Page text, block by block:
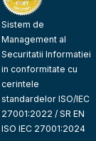
Sistem de
Management al
Securitatii Informatiei
in conformitate cu
cerintele
standardelor ISO/IEC
27001:2022 / SR EN
ISO IEC 27001:2024